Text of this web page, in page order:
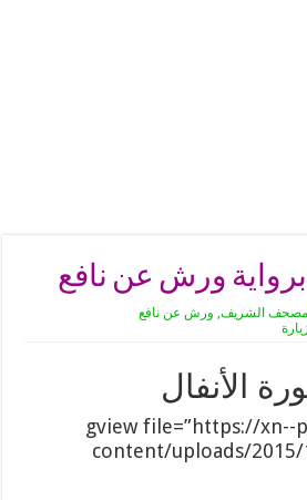
ورش عن نافع
الشريف, ورش عن نافع
الأنفال
[gview file=”https://
content/uploads/2015/